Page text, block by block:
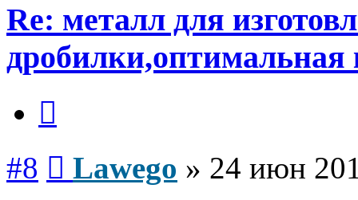
Re: металл для
дробилки,оптимальная
#8 Lawego » 24 июн